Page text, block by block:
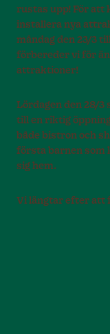
rustas upp! För att
installera nya
måndag den 23/3
förbereder vi för
attraktioner!
Lördagen den 28/3
till en riktig
både bistron och
första barnen som
sig hem.
Vi längtar efter att